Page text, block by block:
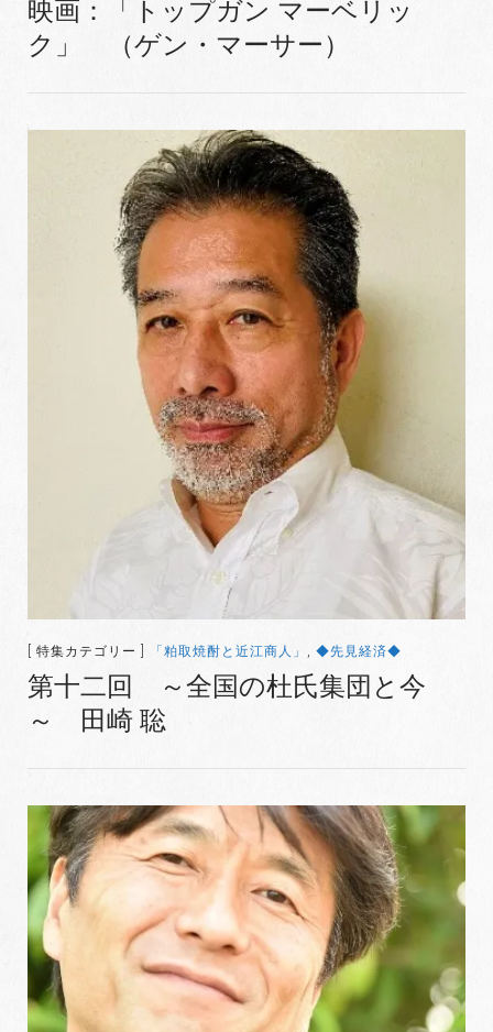
映画：「トップガン マーベリッ
ク」 （ゲン・マーサー）
[ 特集カテゴリー ] 「粕取焼酎と近江商人」 , ◆先見経済◆
第十二回 ～全国の杜氏集団と今
～ 田崎 聡